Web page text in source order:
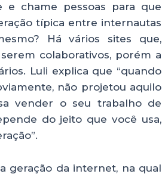
chame pessoas para que
típica entre internautas
Há vários sites que,
colaborativos, porém a
Luli explica que “quando
não projetou aquilo
vender o seu trabalho de
do jeito que você usa,
geração da internet, na qual